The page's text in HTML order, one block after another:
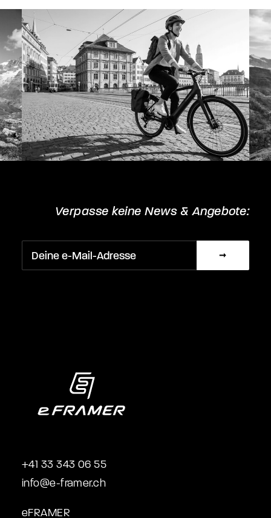
Verpasse keine News & Angebote:
+41 33 343 06 55
info@e-framer.ch
eFRAMER